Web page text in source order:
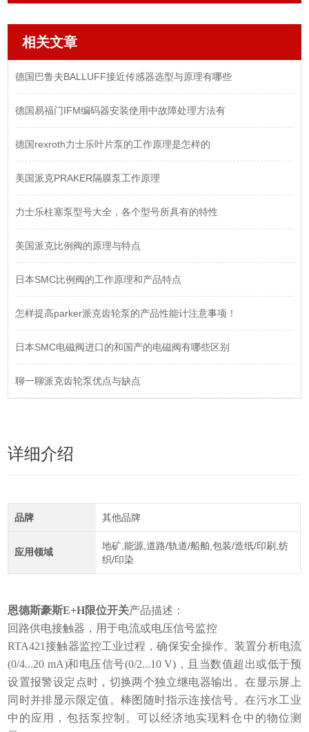
相关文章
德国巴鲁夫BALLUFF接近传感器选型与原理有哪些
德国易福门IFM编码器安装使用中故障处理方法有
德国rexroth力士乐叶片泵的工作原理是怎样的
美国派克PRAKER隔膜泵工作原理
力士乐柱塞泵型号大全，各个型号所具有的特性
美国派克比例阀的原理与特点
日本SMC比例阀的工作原理和产品特点
怎样提高parker派克齿轮泵的产品性能计注意事项！
日本SMC电磁阀进口的和国产的电磁阀有哪些区别
聊一聊派克齿轮泵优点与缺点
详细介绍
品牌 其他品牌
应用领域
地矿,能源,道路/轨道/船舶,包装/造纸/印刷,纺
织/印染
恩德斯豪斯E+H限位开关产品描述：
回路供电接触器，用于电流或电压信号监控
RTA421接触器监控工业过程，确保安全操作。装置分析电流
(0/4...20 mA)和电压信号(0/2...10 V)，且当数值超出或低于预
设置报警设定点时，切换两个独立继电器输出。在显示屏上
同时并排显示限定值。棒图随时指示连接信号。在污水工业
中的应用，包括泵控制。可以经济地实现料仓中的物位测